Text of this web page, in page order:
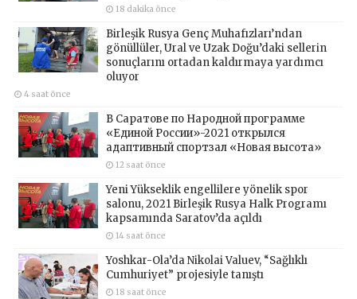
18 dakika önce
Birleşik Rusya Genç Muhafızları’ndan
gönüllüler, Ural ve Uzak Doğu’daki sellerin
sonuçlarını ortadan kaldırmaya yardımcı
oluyor
4 saat önce
В Саратове по Народной программе
«Единой России»-2021 открылся
адаптивный спортзал «Новая высота»
12 saat önce
Yeni Yükseklik engellilere yönelik spor
salonu, 2021 Birleşik Rusya Halk Programı
kapsamında Saratov’da açıldı
14 saat önce
Yoshkar-Ola’da Nikolai Valuev, “Sağlıklı
Cumhuriyet” projesiyle tanıştı
18 saat önce